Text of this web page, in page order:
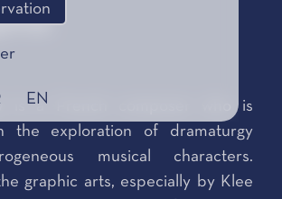
EN
is a French composer who is
the exploration of dramaturgy
musical characters.
graphic arts, especially by Klee